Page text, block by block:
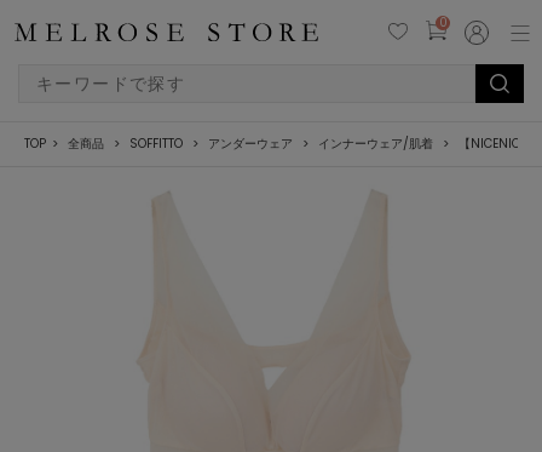
0
TOP 全商品 SOFFITTO アンダーウェア インナーウェア/肌着 【NICENICE